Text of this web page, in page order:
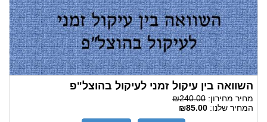
השוואה בין עיקול זמני לעיקול בהוצל"פ
מחיר מחירון: ₪240.00
המחיר שלנו: ₪85.00